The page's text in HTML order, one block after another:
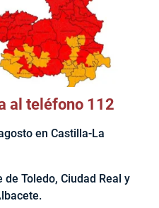
al teléfono 112
en Castilla-La
de Toledo, Ciudad Real y